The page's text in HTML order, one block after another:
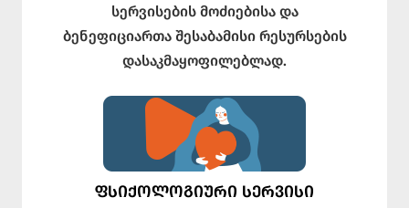
სერვისების მოძიებისა და
ბენეფიციართა შესაბამისი რესურსების
დასაკმაყოფილებლად.
ᲤᲡᲘᲥᲝᲚᲝᲒᲘᲣᲠᲘ ᲡᲔᲠᲕᲘᲡᲘ